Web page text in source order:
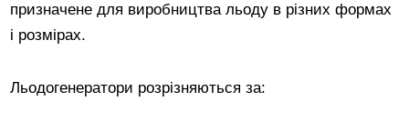
призначене для виробництва льоду в різних формах
і розмірах.
Льодогенератори розрізняються за: